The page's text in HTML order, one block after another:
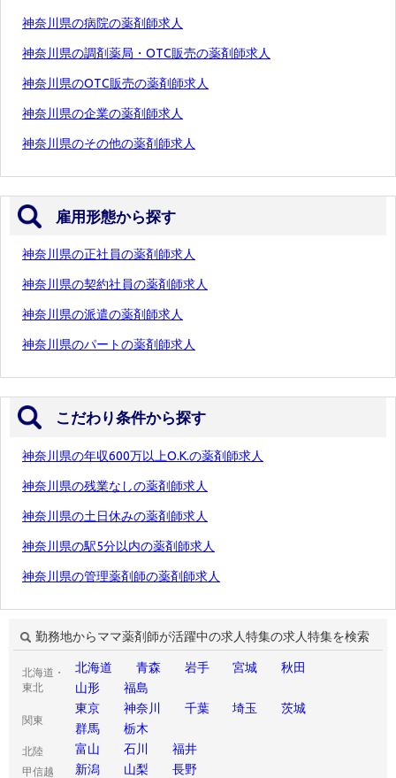
神奈川県の病院の薬剤師求人
神奈川県の調剤薬局・OTC販売の薬剤師求人
神奈川県のOTC販売の薬剤師求人
神奈川県の企業の薬剤師求人
神奈川県のその他の薬剤師求人
雇用形態から探す
神奈川県の正社員の薬剤師求人
神奈川県の契約社員の薬剤師求人
神奈川県の派遣の薬剤師求人
神奈川県のパートの薬剤師求人
こだわり条件から探す
神奈川県の年収600万以上O.K.の薬剤師求人
神奈川県の残業なしの薬剤師求人
神奈川県の土日休みの薬剤師求人
神奈川県の駅5分以内の薬剤師求人
神奈川県の管理薬剤師の薬剤師求人
勤務地からママ薬剤師が活躍中の求人特集の求人特集を検索
北海道・
東北
北海道 青森 岩手 宮城
秋田
山形
福島
関東
東京 神奈川 千葉 埼玉
茨城
群馬
栃木
北陸 富山 石川 福井
甲信越 新潟 山梨 長野